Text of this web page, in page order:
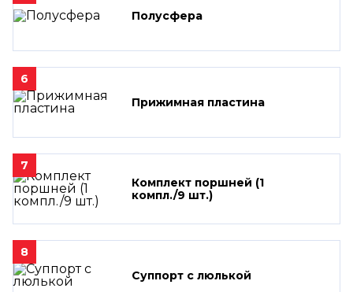
Полусфера
6
Прижимная пластина
7
Комплект поршней (1
компл./9 шт.)
8
Суппорт с люлькой